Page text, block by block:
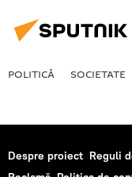
POLITICĂ SOCIETATE
Despre proiect Reguli